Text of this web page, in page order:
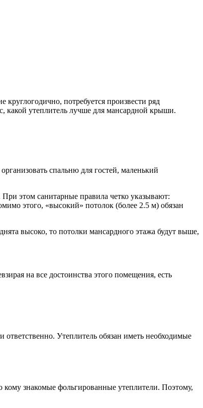
потребуется произвести ряд
какой утеплитель лучше для мансардной крыши.
спальню для гостей, маленький
этом санитарные правила четко указывают:
этого, «высокий» потолок (более 2.5 м) обязан
высоко, то потолки мансардного этажа будут выше,
на все достоинства этого помещения, есть
Утеплитель обязан иметь необходимые
знакомые фольгированные утеплители. Поэтому,